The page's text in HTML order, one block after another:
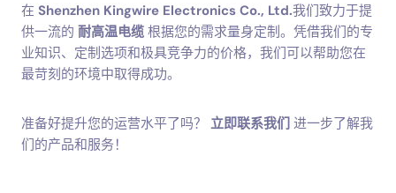
在 Shenzhen Kingwire Electronics Co., Ltd.我们致力于提
供一流的 耐高温电缆 根据您的需求量身定制。凭借我们的专
业知识、定制选项和极具竞争力的价格，我们可以帮助您在
最苛刻的环境中取得成功。
准备好提升您的运营水平了吗？ 立即联系我们 进一步了解我
们的产品和服务！